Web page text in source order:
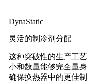
DynaStatic
灵活的制冷剂分配
这种突破性的生产工
小和数量能够完全量
确保换热器中的更佳